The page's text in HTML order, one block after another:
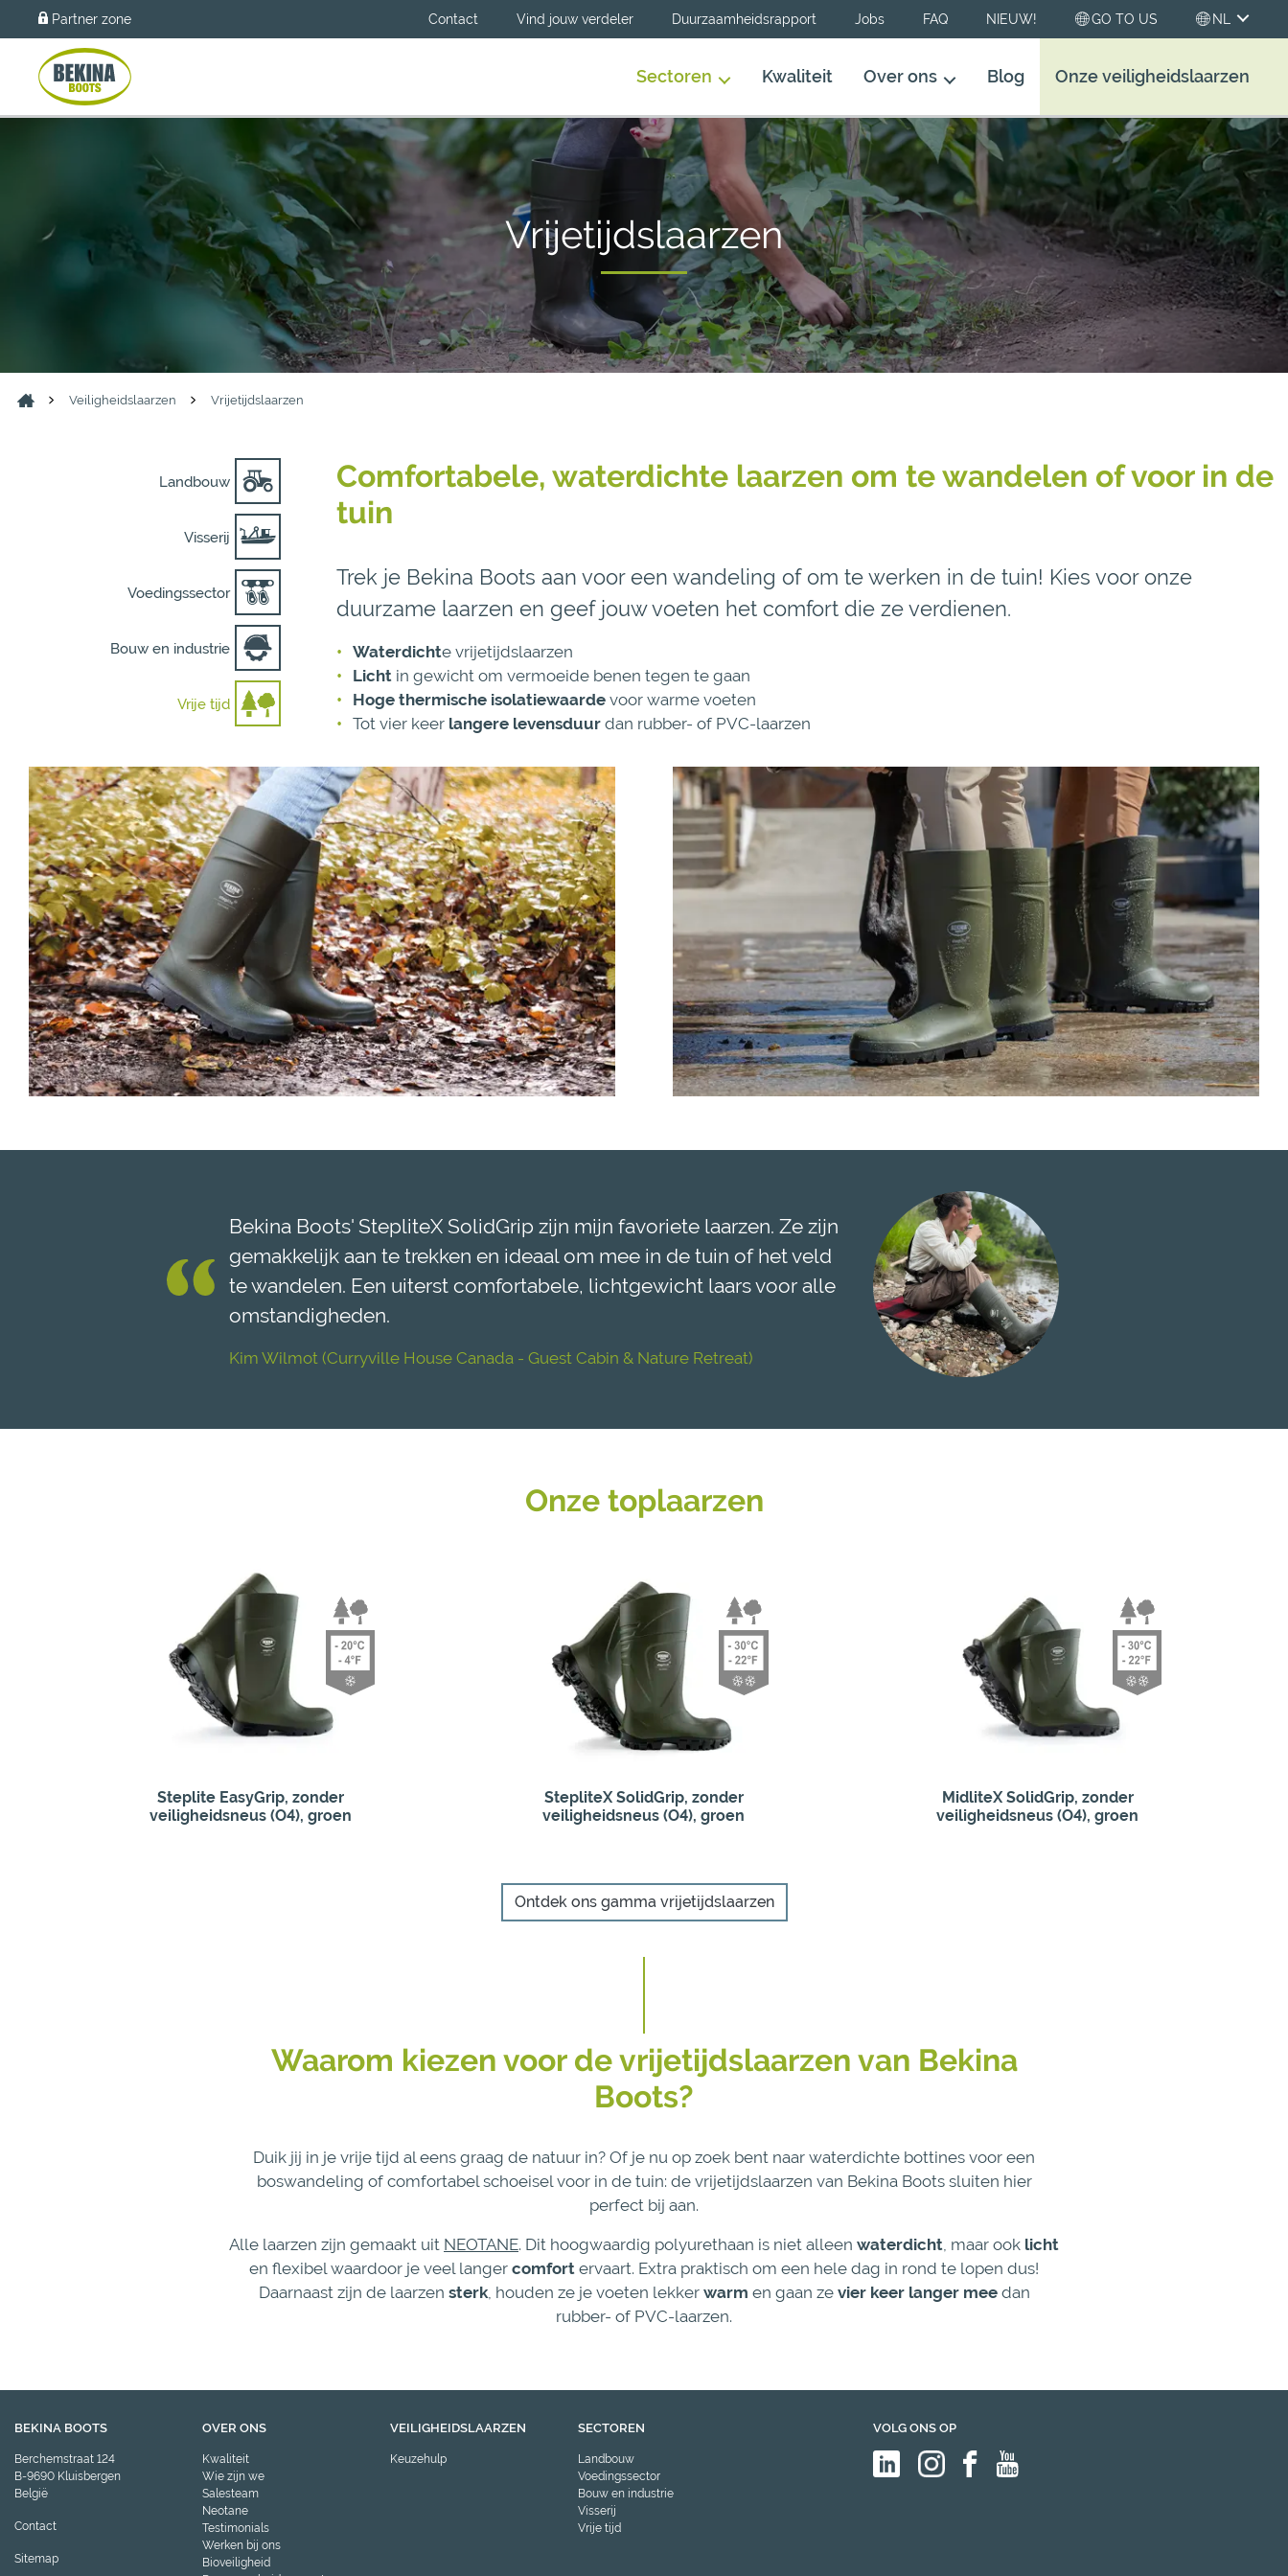
Partner zone Contact Vind jouw verdeler Duurzaamheidsrapport Jobs FAQ NIEUW! GO TO US NL
Sectoren Kwaliteit Over ons Blog Onze veiligheidslaarzen
Vrijetijdslaarzen
Veiligheidslaarzen Vrijetijdslaarzen
Landbouw
Visserij
Voedingssector
Bouw en industrie
Vrije tijd
Comfortabele, waterdichte laarzen om te wandelen of voor in de
tuin
Trek je Bekina Boots aan voor een wandeling of om te werken in de tuin! Kies voor onze
duurzame laarzen en geef jouw voeten het comfort die ze verdienen.
Waterdichte vrijetijdslaarzen
Licht in gewicht om vermoeide benen tegen te gaan
Hoge thermische isolatiewaarde voor warme voeten
Tot vier keer langere levensduur dan rubber- of PVC-laarzen
Bekina Boots' StepliteX SolidGrip zijn mijn favoriete laarzen. Ze zijn
gemakkelijk aan te trekken en ideaal om mee in de tuin of het veld
te wandelen. Een uiterst comfortabele, lichtgewicht laars voor alle
omstandigheden.
Kim Wilmot (Curryville House Canada - Guest Cabin & Nature Retreat)
Onze toplaarzen
Steplite EasyGrip, zonder
veiligheidsneus (O4), groen
StepliteX SolidGrip, zonder
veiligheidsneus (O4), groen
MidliteX SolidGrip, zonder
veiligheidsneus (O4), groen
Ontdek ons gamma vrijetijdslaarzen
Waarom kiezen voor de vrijetijdslaarzen van Bekina
Boots?
Duik jij in je vrije tijd al eens graag de natuur in? Of je nu op zoek bent naar waterdichte bottines voor een
boswandeling of comfortabel schoeisel voor in de tuin: de vrijetijdslaarzen van Bekina Boots sluiten hier
perfect bij aan.
Alle laarzen zijn gemaakt uit NEOTANE. Dit hoogwaardig polyurethaan is niet alleen waterdicht, maar ook licht
en flexibel waardoor je veel langer comfort ervaart. Extra praktisch om een hele dag in rond te lopen dus!
Daarnaast zijn de laarzen sterk, houden ze je voeten lekker warm en gaan ze vier keer langer meedan
rubber- of PVC-laarzen.
BEKINA BOOTS
Berchemstraat 124
B-9690 Kluisbergen
België
Contact
Sitemap
OVER ONS
Kwaliteit
Wie zijn we
Salesteam
Neotane
Testimonials
Werken bij ons
Bioveiligheid
VEILIGHEIDSLAARZEN
Keuzehulp
SECTOREN
Landbouw
Voedingssector
Bouw en industrie
Visserij
Vrije tijd
VOLG ONS OP